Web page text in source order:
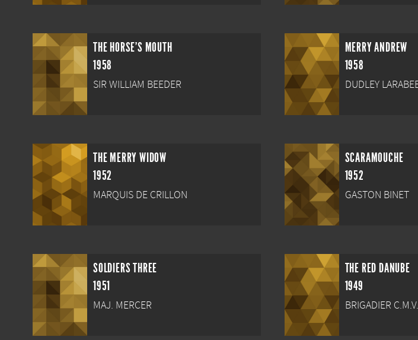
THE HORSE'S MOUTH
1958
SIR WILLIAM BEEDER
MERRY ANDREW
1958
DUDLEY
THE MERRY WIDOW
1952
MARQUIS DE CRILLON
SCARAMOUCHE
1952
GASTON BINET
SOLDIERS THREE
1951
MAJ. MERCER
THE RED DANUBE
1949
BRIGADIER